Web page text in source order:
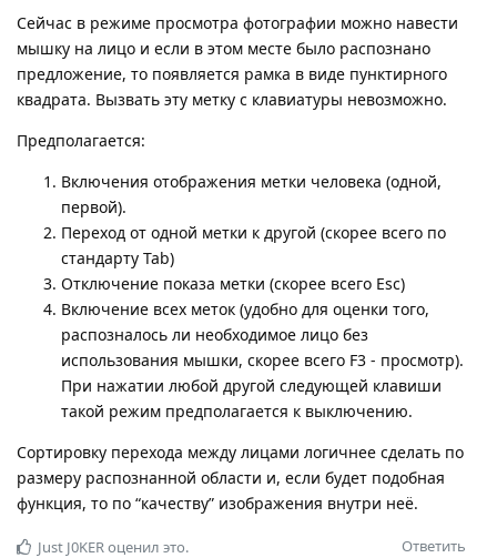
Сейчас в режиме просмотра фотографии можно навести
мышку на лицо и если в этом месте было распознано
предложение, то появляется рамка в виде пунктирного
квадрата. Вызвать эту метку с клавиатуры невозможно.
Предполагается:
Включения отображения метки человека (одной,
первой).
Переход от одной метки к другой (скорее всего по
стандарту Tab)
Отключение показа метки (скорее всего Esc)
Включение всех меток (удобно для оценки того,
распозналось ли необходимое лицо без
использования мышки, скорее всего F3 - просмотр).
При нажатии любой другой следующей клавиши
такой режим предполагается к выключению.
Сортировку перехода между лицами логичнее сделать по
размеру распознанной области и, если будет подобная
функция, то по “качеству” изображения внутри неё.
Ответить
Just J0KERоценил это.